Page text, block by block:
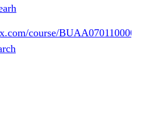
course/